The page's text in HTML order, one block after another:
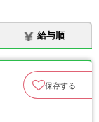
給与順
保存する